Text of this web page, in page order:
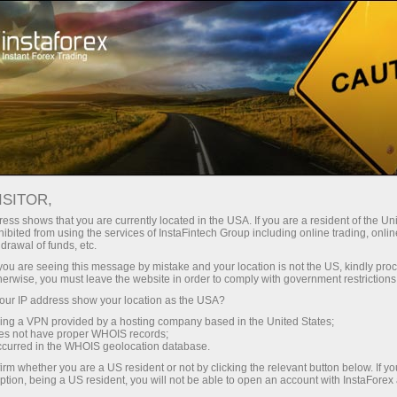
Treyderlar uchun Savdo shartlari
Savdo vositalari
GOLD.M
GOLD.m
4327.65 (%) 10 Aug 2026 03:51
Купить
4327.65
4327.53
shows that you are currently located in the USA. If you are a resident of the
from using the services of InstaFintech Group including online trading,
of funds, etc.
are seeing this message by mistake and your location is not the US, kindly
you must leave the website in order to comply with government
IP address show your location as the USA?
a VPN provided by a hosting company based in the United States;
not have proper WHOIS records;
in the WHOIS geolocation database.
whether you are a US resident or not by clicking the relevant button below. If
being a US resident, you will not be able to open an account with InstaForex